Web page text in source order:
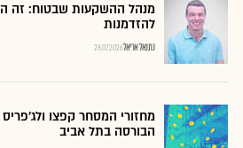
מנהל ההשקעות שבטוח: זה
להזדמנות
28.07.2026נתנאל אריאל
מחזורי המסחר קפצו
הבורסה בתל אביב